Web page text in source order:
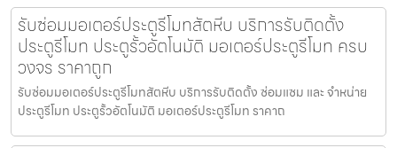
รับซ่อมมอเตอร์ประตูรีโมทสัตหีบ บริการรับติดตั้ง
ประตูรีโมท ประตูรั้วอัตโนมัติ มอเตอร์ประตูรีโมท ครบ
วงจร ราคาถูก
รับซ่อมมอเตอร์ประตูรีโมทสัตหีบ บริการรับติดตั้ง ซ่อมแซม และ จำหน่าย
ประตูรีโมท ประตูรั้วอัตโนมัติ มอเตอร์ประตูรีโมท ราคาถ